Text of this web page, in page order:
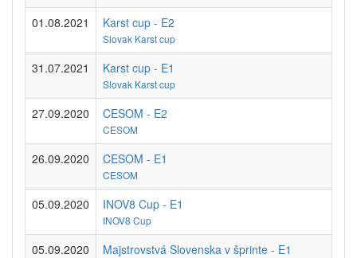
01.08.2021 Karst cup - E2
Slovak Karst cup
31.07.2021 Karst cup - E1
Slovak Karst cup
27.09.2020 CESOM - E2
CESOM
26.09.2020 CESOM - E1
CESOM
05.09.2020 INOV8 Cup - E1
INOV8 Cup
05.09.2020 Majstrovstvá Slovenska v šprinte - E1